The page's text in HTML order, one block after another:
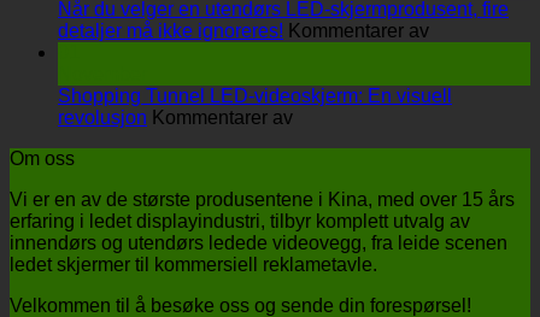
på
sceneopptreden
Hvordan
Når du velger en utendørs LED-skjermprodusent, fire
detaljer må ikke ignoreres! Kommentarer avpå
velger
fire
detaljer
må
Shopping Tunnel LED-videoskjerm: En visuell
revolusjon Kommentarer avpå
videoskjerm:
En
visuell
revolusjon
Om oss
Vi er en av de største produsentene i Kina, med over 15 års
erfaring i ledet displayindustri, tilbyr komplett utvalg av
innendørs og utendørs ledede videovegg, fra leide scenen
ledet skjermer til kommersiell reklametavle.
Velkommen til å besøke oss og sende din forespørsel!